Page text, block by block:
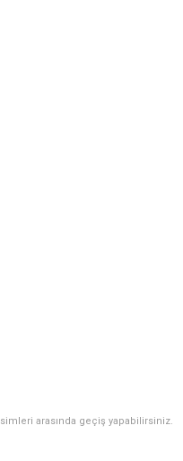
arasında geçiş yapabilirsiniz.